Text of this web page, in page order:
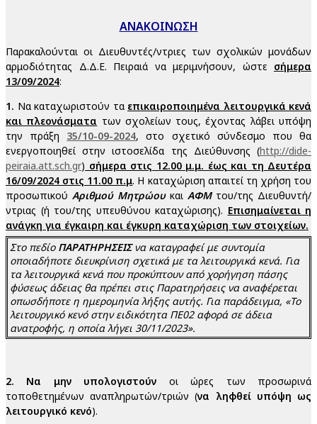
ΑΝΑΚΟΙΝΩΣΗ
Παρακαλούνται οι Διευθυντές/ντριες των σχολικών μονάδων
αρμοδιότητας Δ.Δ.Ε. Πειραιά να μεριμνήσουν, ώστε σήμερα
13/09/2024:
1. Να καταχωριστούν τα επικαιροποιημένα λειτουργικά κενά
και πλεονάσματα των σχολείων τους, έχοντας λάβει υπόψη
την πράξη 35/10-09-2024, στο σχετικό σύνδεσμο που θα
ενεργοποιηθεί στην ιστοσελίδα της Διεύθυνσης (http://dide-
peiraia.att.sch.gr) σήμερα στις 12.00 μ.μ. έως και τη Δευτέρα
16/09/2024 στις 11.00 π.μ. Η καταχώριση απαιτεί τη χρήση του
προσωπικού Αριθμού Μητρώουκαι ΑΦΜτου/της Διευθυντή/
ντριας (ή του/της υπευθύνου καταχώρισης). Επισημαίνεται η
ανάγκη για έγκαιρη και έγκυρη καταχώριση των στοιχείων.
Στο πεδίο ΠΑΡΑΤΗΡΗΣΕΙΣνα καταγραφεί με συντομία
οποιαδήποτε διευκρίνιση σχετικά με τα λειτουργικά κενά. Για
τα λειτουργικά κενά που προκύπτουν από χορήγηση πάσης
φύσεως άδειας θα πρέπει στις Παρατηρήσεις να αναφέρεται
οπωσδήποτε η ημερομηνία λήξης αυτής. Για παράδειγμα, «Το
λειτουργικό κενό στην ειδικότητα ΠΕ02 αφορά σε άδεια
ανατροφής, η οποία λήγει 30/11/2023».
2. Να μην υπολογιστούν οι ώρες των προσωρινά
τοποθετημένων αναπληρωτών/τριών (να ληφθεί υπόψη ως
λειτουργικό κενό).